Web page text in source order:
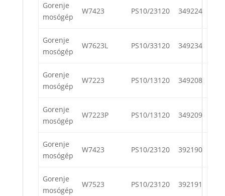
Gorenje
mosógép
W7423 PS10/23120 349224
Gorenje
mosógép
W7623L PS10/33120 349234
Gorenje
mosógép
W7223 PS10/13120 349208
Gorenje
mosógép
W7223P PS10/13120 349209
Gorenje
mosógép
W7423 PS10/23120 392190
Gorenje
mosógép
W7523 PS10/23120 392191